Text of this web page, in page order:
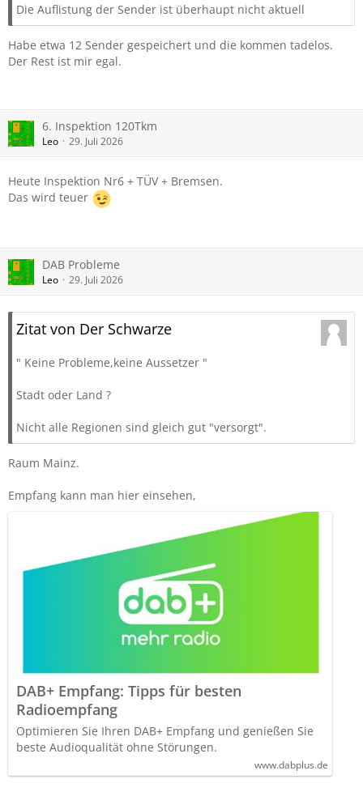
Die Auflistung der Sender ist überhaupt nicht aktuell
Habe etwa 12 Sender gespeichert und die kommen tadelos.
Der Rest ist mir egal.
6. Inspektion 120Tkm
Leo 29. Juli 2026
Heute Inspektion Nr6 + TÜV + Bremsen.
Das wird teuer
DAB Probleme
Leo 29. Juli 2026
Zitat von Der Schwarze
" Keine Probleme,keine Aussetzer "
Stadt oder Land ?
Nicht alle Regionen sind gleich gut "versorgt".
Raum Mainz.
Empfang kann man hier einsehen,
DAB+ Empfang: Tipps für besten
Radioempfang
Optimieren Sie Ihren DAB+ Empfang und genießen Sie
beste Audioqualität ohne Störungen.
www.dabplus.de